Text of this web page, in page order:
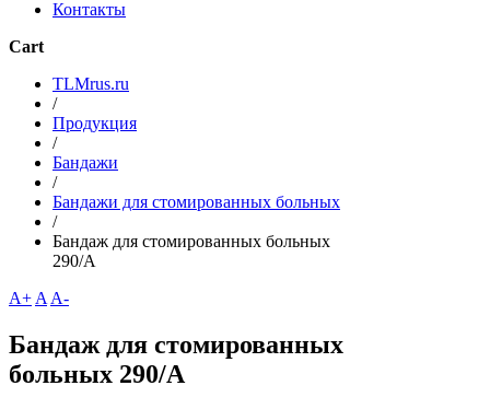
Контакты
Cart
TLMrus.ru
/
Продукция
/
Бандажи
/
Бандажи для стомированных больных
/
Бандаж для стомированных больных
290/A
A+ A A-
Бандаж для стомированных
больных 290/A